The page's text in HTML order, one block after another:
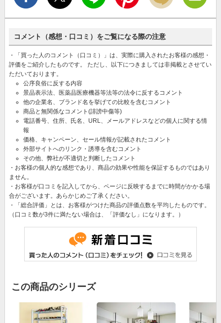
コメント（感想・口コミ）をご覧になる際の注意
・「買った人のコメント（口コミ）」は、実際に購入されたお客様の感想・
評価をご紹介したものです。 ただし、以下につきましては非掲載とさせてい
ただいております。
公序良俗に反する内容
景品表示法、医薬品医療機器等法等の法令に反するコメント
他の企業名、ブランド名を挙げての比較を含むコメント
商品と無関係なコメント(誹謗中傷等)
電話番号、住所、氏名、URL、メールアドレスなどの個人に関する情
報
価格、キャンペーン、セール情報が記載されたコメント
外部サイトへのリンク・誘導を含むコメント
その他、弊社が不適切と判断したコメント
・お客様の個人的な感想であり、商品の効果や性能を保証するものではあり
ません。
・お客様が口コミを記入してから、ページに反映するまでに時間がかかる場
合がございます。あらかじめご了承ください。
・「総合評価」とは、お客様がつけた商品の評価点数を平均したものです。
（口コミ数が3件に満たない場合は、「評価なし」になります。）
この商品のシリーズ